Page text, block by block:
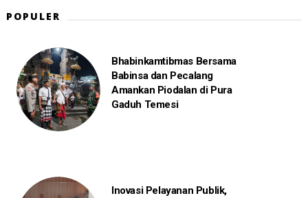
POPULER
Bhabinkamtibmas Bersama
Babinsa dan Pecalang
Amankan Piodalan di Pura
Gaduh Temesi
Inovasi Pelayanan Publik,